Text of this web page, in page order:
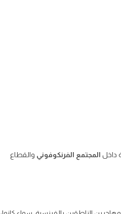
داخل المجتمع الفرنكوفوني والقطاع